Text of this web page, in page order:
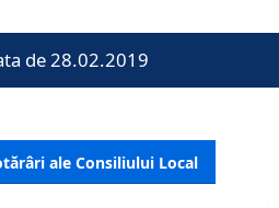
de 28.02.2019
ale Consiliului Local